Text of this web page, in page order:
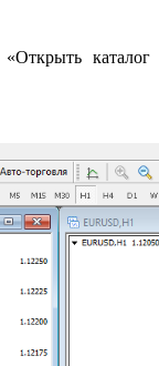
каталог